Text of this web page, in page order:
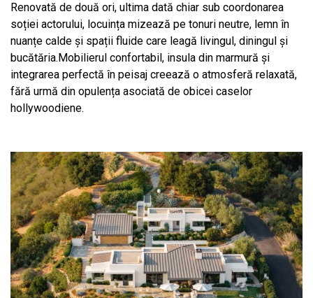
Renovată de două ori, ultima dată chiar sub coordonarea
soției actorului, locuința mizează pe tonuri neutre, lemn în
nuanțe calde și spații fluide care leagă livingul, diningul și
bucătăria.Mobilierul confortabil, insula din marmură și
integrarea perfectă în peisaj creează o atmosferă relaxată,
fără urmă din opulența asociată de obicei caselor
hollywoodiene.